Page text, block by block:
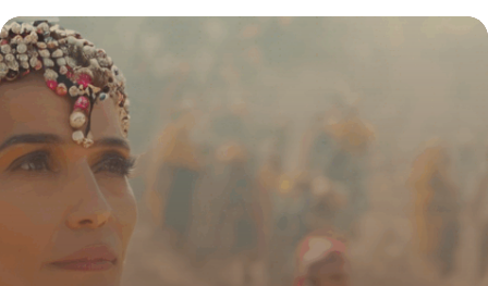
la séparation des pouvoirs
4 juillet 2025